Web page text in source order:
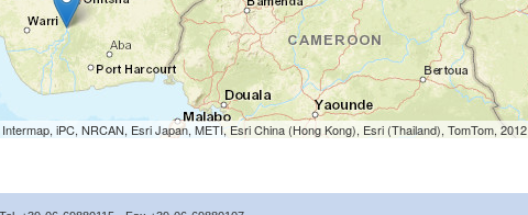
iPC, NRCAN, Esri Japan, METI, Esri China (Hong Kong), Esri (Thailand), TomTom, 2012